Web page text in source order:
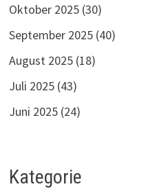
Oktober 2025 (30)
September 2025 (40)
August 2025 (18)
Juli 2025 (43)
Juni 2025 (24)
Kategorie